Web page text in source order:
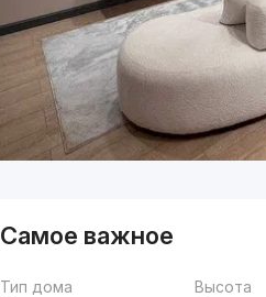
Самое важное
Тип дома Высота